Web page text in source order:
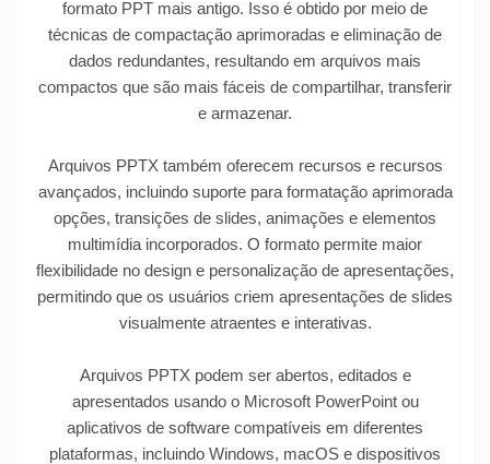
formato PPT mais antigo. Isso é obtido por meio de
técnicas de compactação aprimoradas e eliminação de
dados redundantes, resultando em arquivos mais
compactos que são mais fáceis de compartilhar, transferir
e armazenar.
Arquivos PPTX também oferecem recursos e recursos
avançados, incluindo suporte para formatação aprimorada
opções, transições de slides, animações e elementos
multimídia incorporados. O formato permite maior
flexibilidade no design e personalização de apresentações,
permitindo que os usuários criem apresentações de slides
visualmente atraentes e interativas.
Arquivos PPTX podem ser abertos, editados e
apresentados usando o Microsoft PowerPoint ou
aplicativos de software compatíveis em diferentes
plataformas, incluindo Windows, macOS e dispositivos